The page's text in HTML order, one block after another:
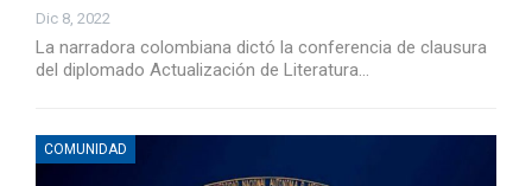
Dic 8, 2022
La narradora colombiana dictó la conferencia de clausura
del diplomado Actualización de Literatura…
COMUNIDAD